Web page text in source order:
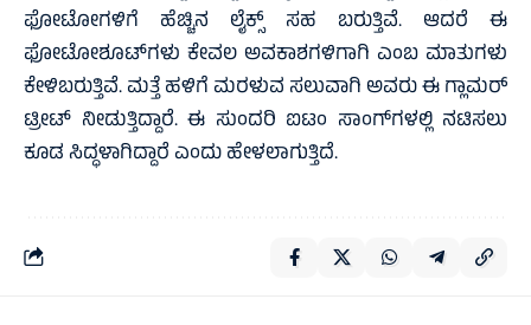
ಫೋಟೋಗಳಿಗೆ ಹೆಚ್ಚಿನ ಲೈಕ್ಸ್‌ ಸಹ ಬರುತ್ತಿವೆ. ಆದರೆ ಈ
ಫೋಟೋಶೂಟ್‌ಗಳು ಕೇವಲ ಅವಕಾಶಗಳಿಗಾಗಿ ಎಂಬ ಮಾತುಗಳು
ಕೇಳಿಬರುತ್ತಿವೆ. ಮತ್ತೆ ಹಳಿಗೆ ಮರಳುವ ಸಲುವಾಗಿ ಅವರು ಈ ಗ್ಲಾಮರ್
ಟ್ರೀಟ್ ನೀಡುತ್ತಿದ್ದಾರೆ. ಈ ಸುಂದರಿ ಐಟಂ ಸಾಂಗ್‌ಗಳಲ್ಲಿ ನಟಿಸಲು
ಕೂಡ ಸಿದ್ಧಳಾಗಿದ್ದಾರೆ ಎಂದು ಹೇಳಲಾಗುತ್ತಿದೆ.